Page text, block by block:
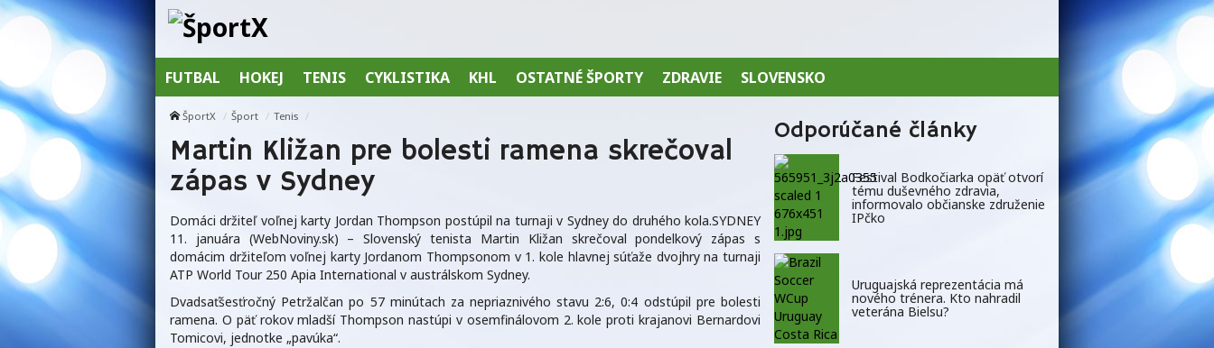
FUTBAL HOKEJ TENIS CYKLISTIKA KHL OSTATNÉ ŠPORTY ZDRAVIE SLOVENSKO
ŠportX Šport Tenis
Martin Kližan pre bolesti ramena skrečoval
zápas v Sydney
Domáci držiteľ voľnej karty Jordan Thompson postúpil na turnaji v Sydney do druhého kola.SYDNEY
11. januára (WebNoviny.sk) – Slovenský tenista Martin Kližan skrečoval pondelkový zápas s
domácim držiteľom voľnej karty Jordanom Thompsonom v 1. kole hlavnej súťaže dvojhry na turnaji
ATP World Tour 250 Apia International v austrálskom Sydney.
Dvadsaťšesťročný Petržalčan po 57 minútach za nepriaznivého stavu 2:6, 0:4 odstúpil pre bolesti
ramena. O päť rokov mladší Thompson nastúpi v osemfinálovom 2. kole proti krajanovi Bernardovi
Tomicovi, jednotke „pavúka“.
Odporúčané články
Festival Bodkočiarka opäť otvorí
tému duševného zdravia,
informovalo občianske združenie
IPčko
Uruguajská reprezentácia má
nového trénera. Kto nahradil
veterána Bielsu?